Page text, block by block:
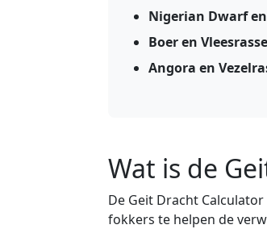
Nigerian Dwarf
Boer en
Angora en
Wat is de
De Geit Dracht
fokkers te helpen de